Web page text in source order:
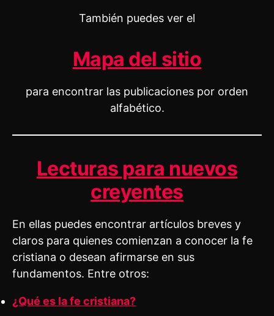
También puedes ver el
Mapa del sitio
para encontrar las publicaciones por orden
alfabético.
Lecturas para nuevos
creyentes
En ellas puedes encontrar artículos breves y
claros para quienes comienzan a conocer la fe
cristiana o desean afirmarse en sus
fundamentos. Entre otros:
¿Qué es la fe cristiana?